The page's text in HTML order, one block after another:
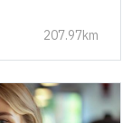
207.97km